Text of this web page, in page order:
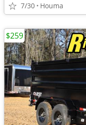
7/30 Houma
$259